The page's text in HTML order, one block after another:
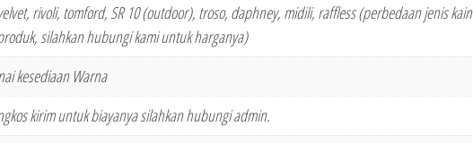
rivoli, tomford, SR 10 (outdoor), troso, daphney, midili, raffless (perbedaan jenis kain
silahkan hubungi kami untuk harganya)
kesediaan Warna
kirim untuk biayanya silahkan hubungi admin.